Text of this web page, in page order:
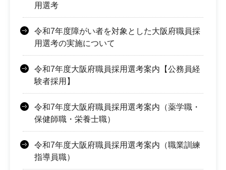
用選考
令和7年度障がい者を対象とした大阪府職員採
用選考の実施について
令和7年度大阪府職員採用選考案内【公務員経
験者採用】
令和7年度大阪府職員採用選考案内（薬学職・
保健師職・栄養士職）
令和7年度大阪府職員採用選考案内（職業訓練
指導員職）